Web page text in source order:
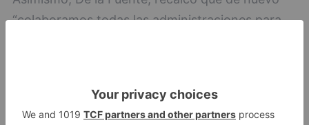
“colaboramos todas las administraciones para
reunión de trabajo “reedita la buena sintonía y